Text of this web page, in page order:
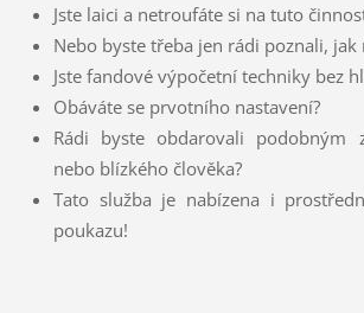
Jste laici a netroufáte si na tuto
Nebo byste třeba jen rádi poznali, jak
Jste fandové výpočetní techniky bez
Obáváte se prvotního nastavení?
Rádi byste obdarovali podobným
nebo blízkého člověka?
Tato služba je nabízena i
poukazu!